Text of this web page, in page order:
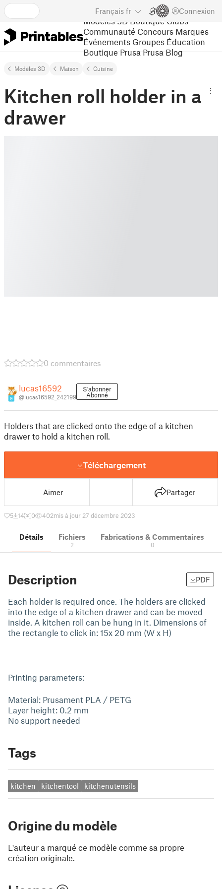
Français fr Connexion
Modèles 3D Boutique Clubs
Communauté Concours Marques
Événements Groupes Éducation
Boutique Prusa Prusa Blog
Modèles 3D Maison Cuisine
Kitchen roll holder in a
drawer
0 commentaires
9
lucas16592
@lucas16592_242199
S'abonner
Abonné
Holders that are clicked onto the edge of a kitchen
drawer to hold a kitchen roll.
Téléchargement
Aimer Partager
5 14 0 402mis à jour 27 décembre 2023
Détails Fichiers
2
Fabrications & Commentaires
0
Description PDF
Each holder is required once. The holders are clicked
into the edge of a kitchen drawer and can be moved
inside. A kitchen roll can be hung in it. Dimensions of
the rectangle to click in: 15x 20 mm (W x H)
Printing parameters:
Material: Prusament PLA / PETG
Layer height: 0.2 mm
No support needed
Tags
kitchen kitchentool kitchenutensils
Origine du modèle
L'auteur a marqué ce modèle comme sa propre
création originale.